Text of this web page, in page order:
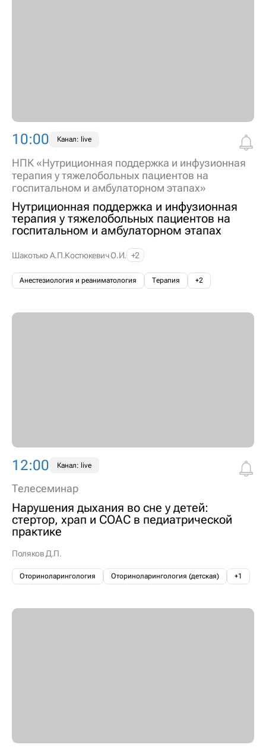
10:00 Канал: live
НПК «Нутриционная поддержка и инфузионная
терапия у тяжелобольных пациентов на
госпитальном и амбулаторном этапах»
Нутриционная поддержка и инфузионная
терапия у тяжелобольных пациентов на
госпитальном и амбулаторном этапах
Шакотько А.П.Костюкевич О.И. +2
Анестезиология и реаниматология Терапия +2
12:00 Канал: live
Телесеминар
Нарушения дыхания во сне у детей:
стертор, храп и СОАС в педиатрической
практике
Поляков Д.П.
Оториноларингология Оториноларингология (детская) +1